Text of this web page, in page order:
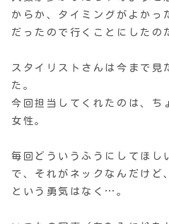
からか、タイミングがよかっ
だったので行くことにしたの
スタイリストさんは今まで見
た。
今回担当してくれたのは、ち
女性。
毎回どういうふうにしてほし
で、それがネックなんだけど
という勇気はなく…。